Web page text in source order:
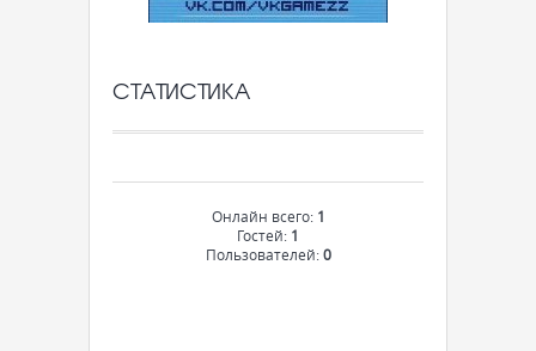
СТАТИСТИКА
Онлайн всего: 1
Гостей: 1
Пользователей:0